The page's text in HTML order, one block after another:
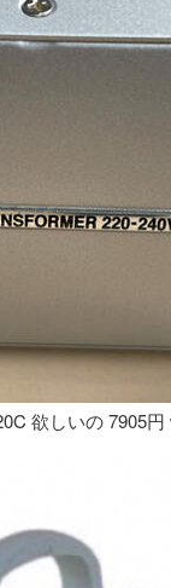
欲しいの 7905円